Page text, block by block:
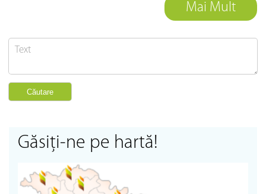
Mai Mult
Găsiţi-ne pe hartă!